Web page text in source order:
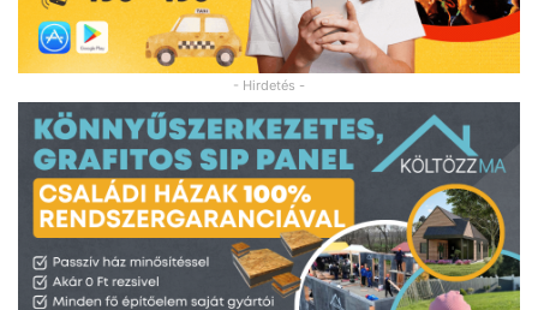
- Hirdetés -